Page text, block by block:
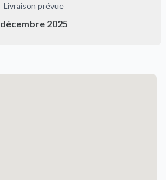
Livraison prévue
décembre 2025